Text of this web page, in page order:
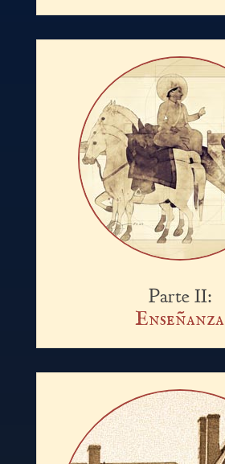
Parte II:
Enseñanza